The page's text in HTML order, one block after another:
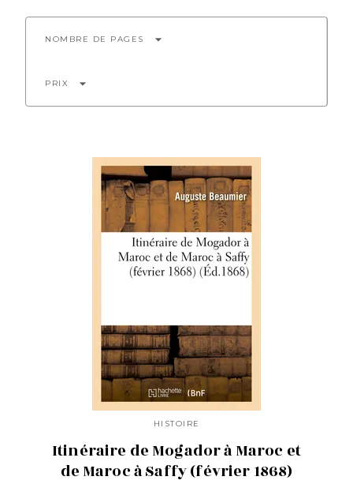
NOMBRE DE PAGES arrow_drop_down
PRIX arrow_drop_down
HISTOIRE
Itinéraire de Mogador à Maroc et
de Maroc à Saffy (février 1868)